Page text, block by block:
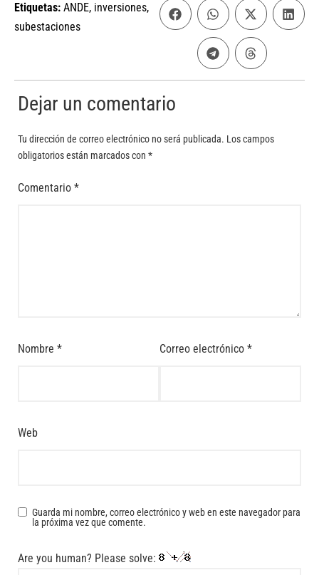
Etiquetas: ANDE, inversiones,
subestaciones
Dejar un comentario
Tu dirección de correo electrónico no será publicada. Los campos
obligatorios están marcados con *
Comentario *
Nombre * Correo electrónico *
Web
Guarda mi nombre, correo electrónico y web en este navegador para
la próxima vez que comente.
Are you human? Please solve: